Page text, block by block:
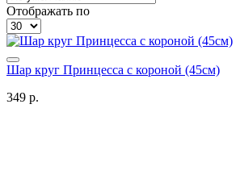
Отображать по
Шар круг Принцесса с короной (45см)
349 р.